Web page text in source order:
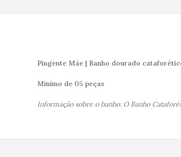
Pingente Mãe | Banho dourado
Mínimo de 05 peças
Informação sobre o banho: O Banho